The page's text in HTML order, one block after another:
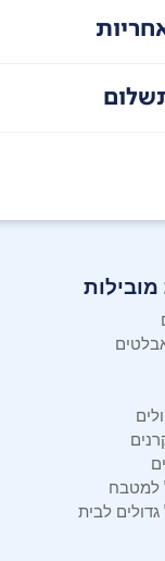
מובילות
למטבח
לבית